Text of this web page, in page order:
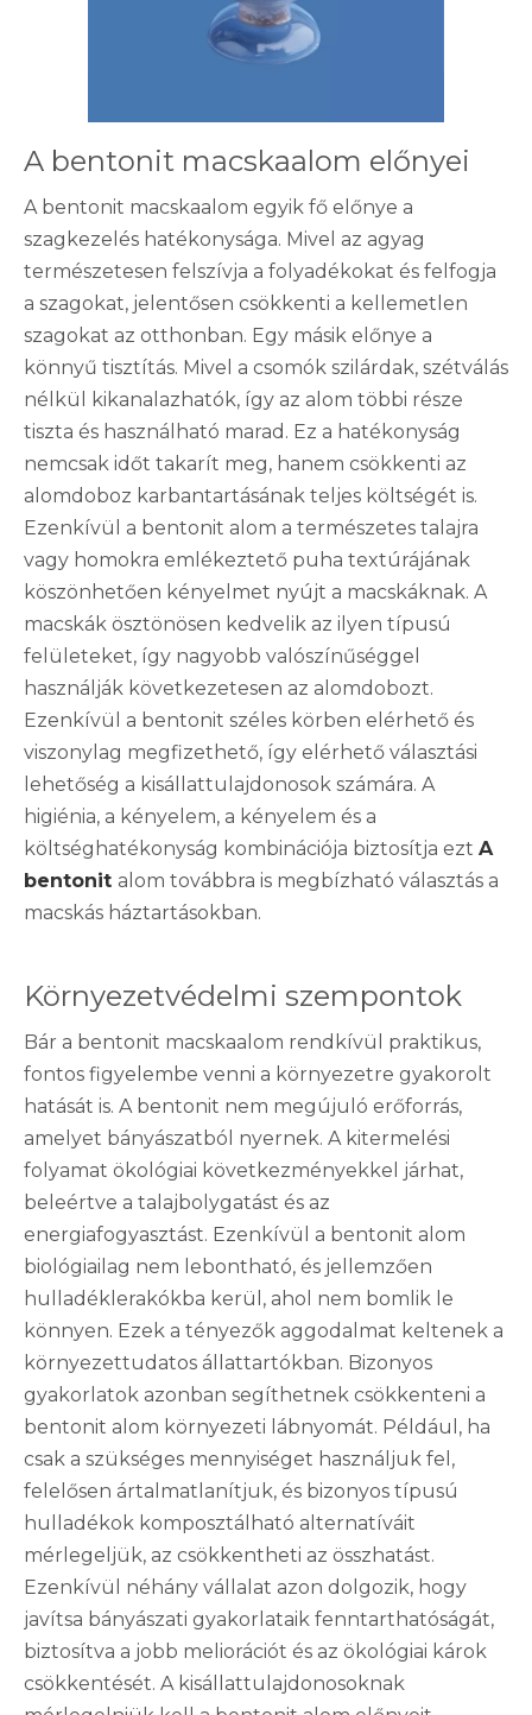
A bentonit macskaalom előnyei
A bentonit macskaalom egyik fő előnye a
szagkezelés hatékonysága. Mivel az agyag
természetesen felszívja a folyadékokat és felfogja
a szagokat, jelentősen csökkenti a kellemetlen
szagokat az otthonban. Egy másik előnye a
könnyű tisztítás. Mivel a csomók szilárdak, szétválás
nélkül kikanalazhatók, így az alom többi része
tiszta és használható marad. Ez a hatékonyság
nemcsak időt takarít meg, hanem csökkenti az
alomdoboz karbantartásának teljes költségét is.
Ezenkívül a bentonit alom a természetes talajra
vagy homokra emlékeztető puha textúrájának
köszönhetően kényelmet nyújt a macskáknak. A
macskák ösztönösen kedvelik az ilyen típusú
felületeket, így nagyobb valószínűséggel
használják következetesen az alomdobozt.
Ezenkívül a bentonit széles körben elérhető és
viszonylag megfizethető, így elérhető választási
lehetőség a kisállattulajdonosok számára. A
higiénia, a kényelem, a kényelem és a
költséghatékonyság kombinációja biztosítja ezt A
bentonit alom továbbra is megbízható választás a
macskás háztartásokban.
Környezetvédelmi szempontok
Bár a bentonit macskaalom rendkívül praktikus,
fontos figyelembe venni a környezetre gyakorolt ​​
hatását is. A bentonit nem megújuló erőforrás,
amelyet bányászatból nyernek. A kitermelési
folyamat ökológiai következményekkel járhat,
beleértve a talajbolygatást és az
energiafogyasztást. Ezenkívül a bentonit alom
biológiailag nem lebontható, és jellemzően
hulladéklerakókba kerül, ahol nem bomlik le
könnyen. Ezek a tényezők aggodalmat keltenek a
környezettudatos állattartókban. Bizonyos
gyakorlatok azonban segíthetnek csökkenteni a
bentonit alom környezeti lábnyomát. Például, ha
csak a szükséges mennyiséget használjuk fel,
felelősen ártalmatlanítjuk, és bizonyos típusú
hulladékok komposztálható alternatíváit
mérlegeljük, az csökkentheti az összhatást.
Ezenkívül néhány vállalat azon dolgozik, hogy
javítsa bányászati ​​gyakorlataik fenntarthatóságát,
biztosítva a jobb meliorációt és az ökológiai károk
csökkentését. A kisállattulajdonosoknak